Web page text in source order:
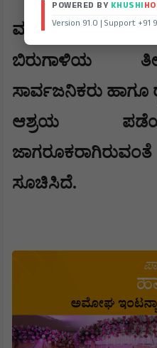
ಮುಂದಿನ ಎರಡು
ಬಿರುಗಾಳಿಯ
ಸಾರ್ವಜನಿಕರು ಹಾಗೂ
ಆಶ್ರಯ
ಸೂಚಿಸಿದೆ.
POWERED BY KHUSHI
Version 91.0 | Support +91